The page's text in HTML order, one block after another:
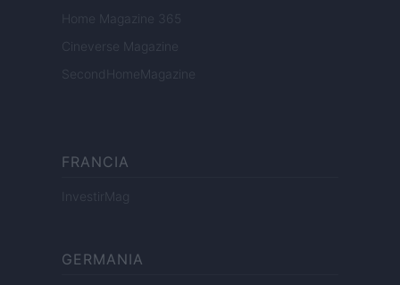
Home Magazine 365
Cineverse Magazine
SecondHomeMagazine
FRANCIA
InvestirMag
GERMANIA